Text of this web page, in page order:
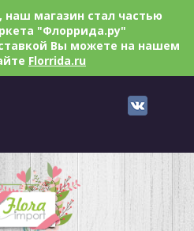
магазин стал частью
"Флоррида.ру"
Вы можете на нашем
Florrida.ru